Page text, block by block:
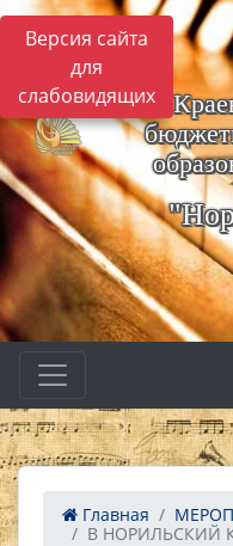
Версия сайта
для
слабовидящих
Главная
В НОРИЛЬСКИЙ